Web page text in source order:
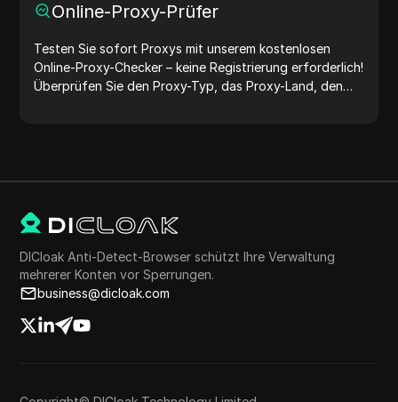
Online-Proxy-Prüfer
Testen Sie sofort Proxys mit unserem kostenlosen
Online-Proxy-Checker – keine Registrierung erforderlich!
Überprüfen Sie den Proxy-Typ, das Proxy-Land, den
DICloak Anti-Detect-Browser schützt Ihre Verwaltung
mehrerer Konten vor Sperrungen.
business@dicloak.com